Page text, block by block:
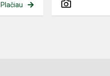
Plačiau